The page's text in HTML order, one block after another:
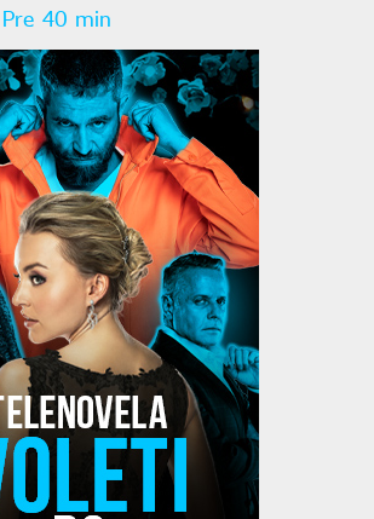
preleteo požarište u
Deliblatskoj peščari
Pre 40 min